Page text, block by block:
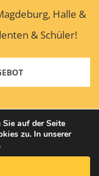
Halle &
& Schüler!
auf der Seite
zu. In unserer